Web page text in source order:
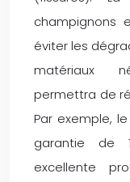
champignons
éviter les
matériaux
permettra de
Par exemple,
garantie de
excellente